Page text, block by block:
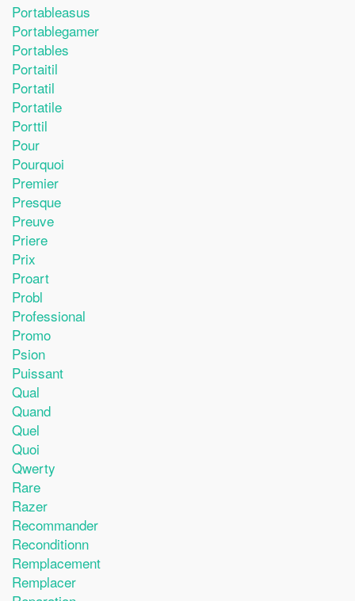
Portableasus
Portablegamer
Portables
Portaitil
Portatil
Portatile
Porttil
Pour
Pourquoi
Premier
Presque
Preuve
Priere
Prix
Proart
Probl
Professional
Promo
Psion
Puissant
Qual
Quand
Quel
Quoi
Qwerty
Rare
Razer
Recommander
Reconditionn
Remplacement
Remplacer